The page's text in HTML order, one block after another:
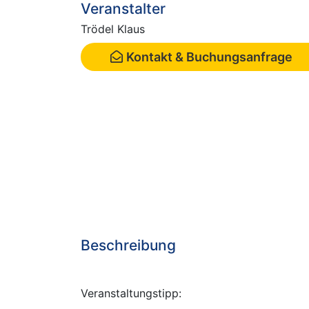
Veranstalter
Trödel Klaus
Kontakt & Buchungsanfrage
Beschreibung
Veranstaltungstipp: